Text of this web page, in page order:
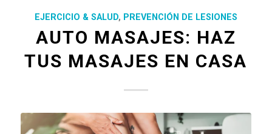
EJERCICIO & SALUD, PREVENCIÓN DE LESIONES
AUTO MASAJES: HAZ
TUS MASAJES EN CASA